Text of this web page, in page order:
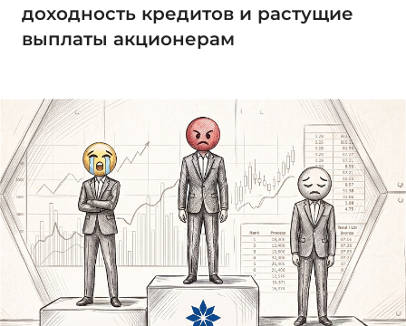
доходность кредитов и растущие
выплаты акционерам